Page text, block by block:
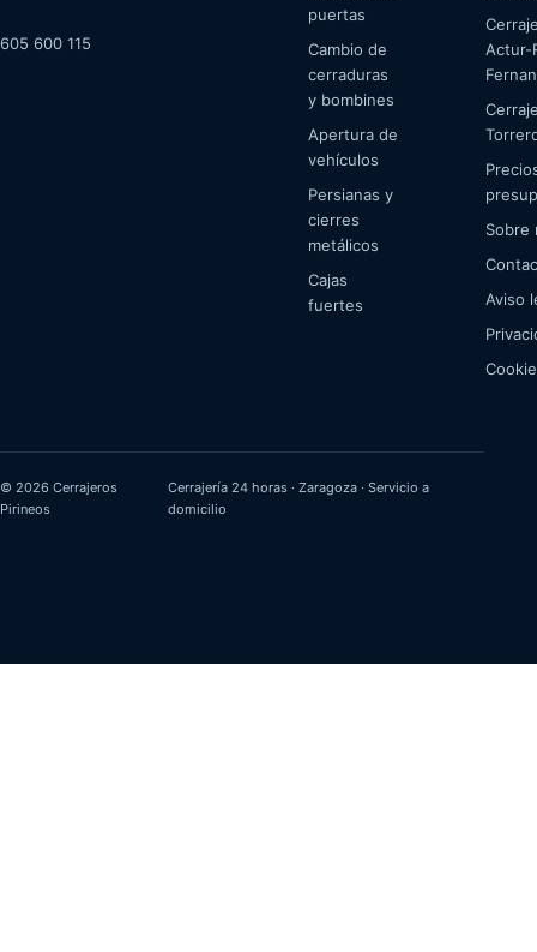
605 600 115
puertas
Cambio de
cerraduras
y bombines
Apertura de
vehículos
Persianas y
cierres
metálicos
Cajas
fuertes
Actur-
Sobre
Aviso
© 2026 Cerrajeros
Pirineos
Cerrajería 24 horas · Zaragoza · Servicio a
domicilio